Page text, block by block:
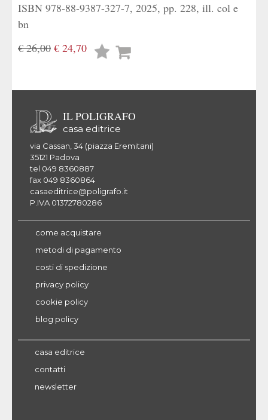
ISBN 978-88-9387-327-7, 2025, pp. 228, ill. col e
bn
€ 26,00 € 24,70
Lista
IL POLIGRAFO
casa editrice
via Cassan, 34 (piazza Eremitani)
35121 Padova
tel 049 8360887
fax 049 8360864
casaeditrice@poligrafo.it
P.IVA 01372780286
come acquistare
metodi di pagamento
costi di spedizione
privacy policy
cookie policy
blog policy
casa editrice
contatti
newsletter